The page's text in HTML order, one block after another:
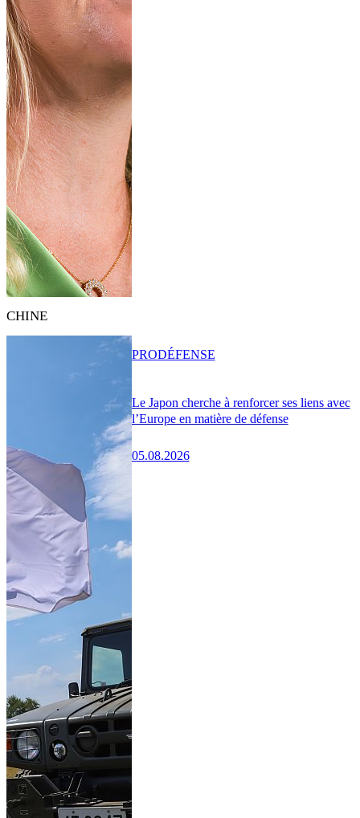
CHINE
Le Japon cherche à renforcer ses liens avec
l’Europe en matière de défense
05.08.2026
PRODÉFENSE